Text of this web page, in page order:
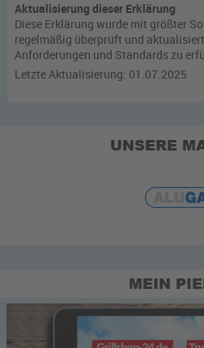
Aktualisierung dieser Erklärung
Diese Erklärung wurde mit größter
regelmäßig überprüft und
Anforderungen und Standards zu
Letzte Aktualisierung: 01.07.2025
UNSERE
MEIN